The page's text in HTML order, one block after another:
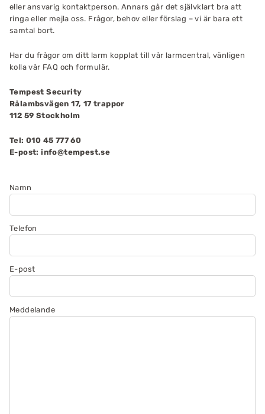
eller ansvarig kontaktperson. Annars går det självklart bra att
ringa eller mejla oss. Frågor, behov eller förslag – vi är bara ett
samtal bort.
Har du frågor om ditt larm kopplat till vår larmcentral, vänligen
kolla vår FAQ och formulär.
Tempest Security
Rålambsvägen 17, 17 trappor
112 59 Stockholm
Tel: 010 45 777 60
E-post: info@tempest.se
Namn
Telefon
E-post
Meddelande